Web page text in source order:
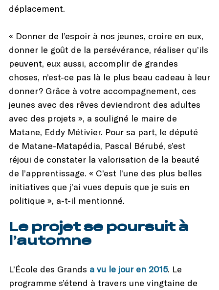
déplacement.
« Donner de l’espoir à nos jeunes, croire en eux,
donner le goût de la persévérance, réaliser qu’ils
peuvent, eux aussi, accomplir de grandes
choses, n’est-ce pas là le plus beau cadeau à leur
donner? Grâce à votre accompagnement, ces
jeunes avec des rêves deviendront des adultes
avec des projets », a souligné le maire de
Matane, Eddy Métivier. Pour sa part, le député
de Matane-Matapédia, Pascal Bérubé, s’est
réjoui de constater la valorisation de la beauté
de l’apprentissage. « C’est l’une des plus belles
initiatives que j’ai vues depuis que je suis en
politique », a-t-il mentionné.
Le projet se poursuit à
l’automne
L’École des Grands a vu le jour en 2015. Le
programme s’étend à travers une vingtaine de